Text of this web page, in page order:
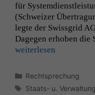
für
(Schweiz­er
legte der Swiss­grid
Dage­gen erhoben die
weit­er­lesen
Kategorien
Rechtsprechung
Schlagwörter
Staats- u.